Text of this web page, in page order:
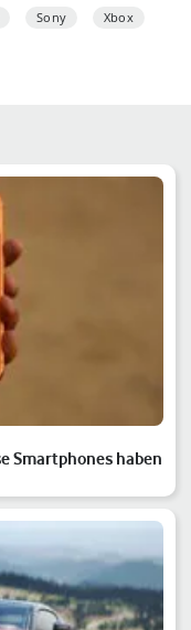
Sony Xbox
Smartphones haben